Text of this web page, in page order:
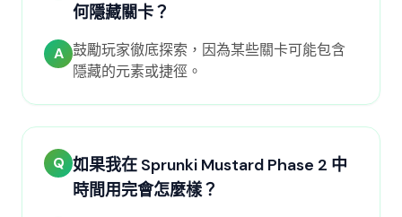
何隱藏關卡？
A 鼓勵玩家徹底探索，因為某些關卡可能包含
隱藏的元素或捷徑。
Q 如果我在 Sprunki Mustard Phase 2 中
時間用完會怎麼樣？